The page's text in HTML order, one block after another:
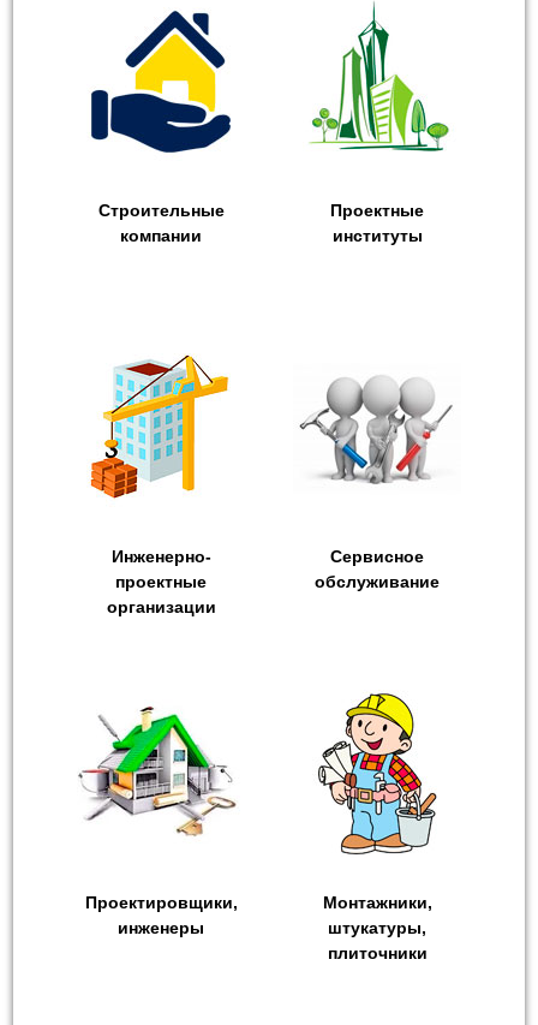
Строительные
компании
Проектные
институты
Инженерно-
проектные
организации
Сервисное
обслуживание
Проектировщики,
инженеры
Монтажники,
штукатуры,
плиточники